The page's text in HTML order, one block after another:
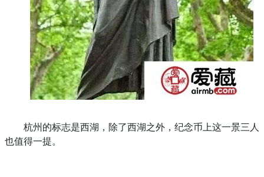
杭州的标志是西湖，除了西湖之外，纪念币上这一景三人
也值得一提。